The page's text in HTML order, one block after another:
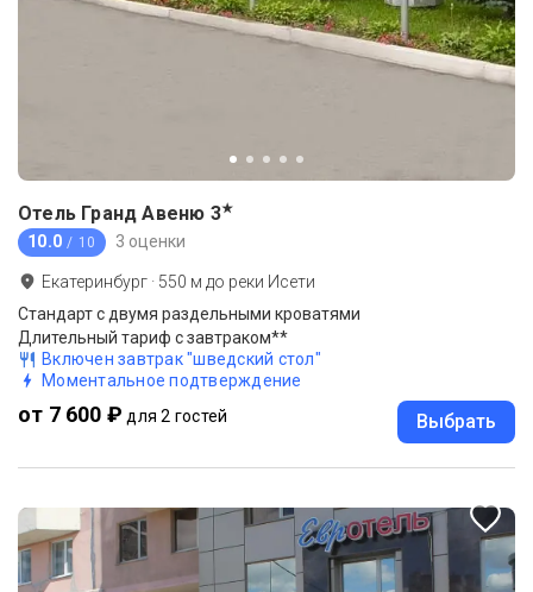
Отель Гранд Авеню 3★
10.0 / 10 3 оценки
Екатеринбург · 550 м до реки Исети
Стандарт с двумя раздельными кроватями
Длительный тариф с завтраком**
Включен завтрак "шведский стол"
Моментальное подтверждение
от 7 600 ₽ для 2 гостей Выбрать